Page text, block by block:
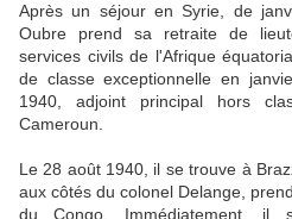
Après un séjour en Syrie, de
Oubre prend sa retraite de
services civils de l'Afrique
de classe exceptionnelle en
1940, adjoint principal hors
Cameroun.
Le 28 août 1940, il se trouve à
aux côtés du colonel Delange,
du Congo. Immédiatement, il